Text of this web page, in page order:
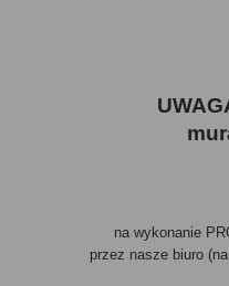
na wykonanie
przez nasze biuro